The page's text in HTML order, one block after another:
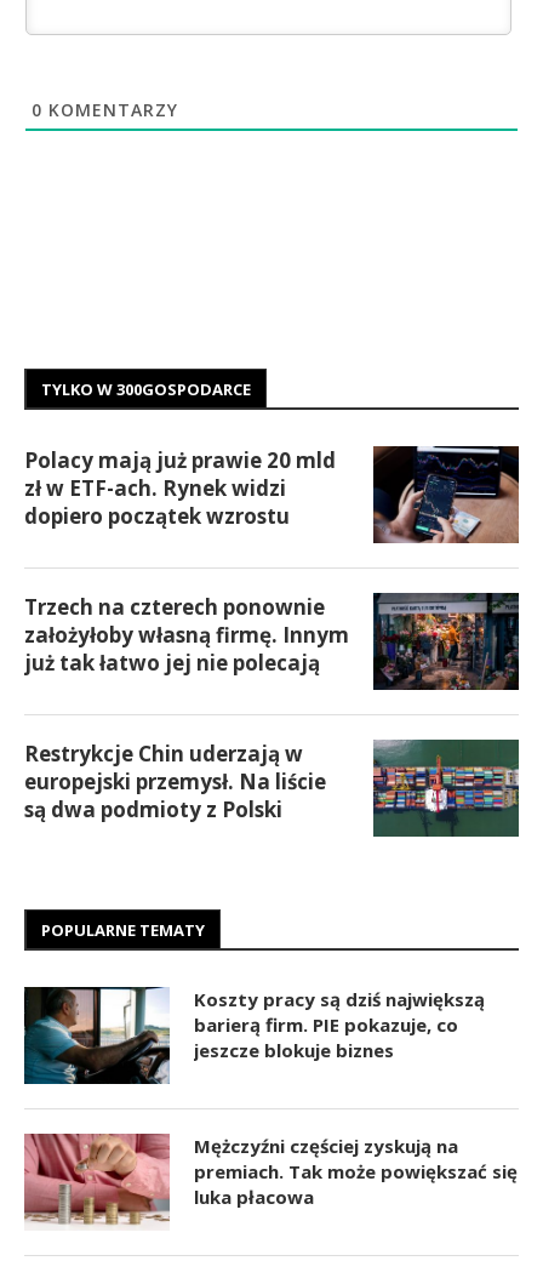
0 KOMENTARZY
TYLKO W 300GOSPODARCE
Polacy mają już prawie 20 mld
zł w ETF-ach. Rynek widzi
dopiero początek wzrostu
Trzech na czterech ponownie
założyłoby własną firmę. Innym
już tak łatwo jej nie polecają
Restrykcje Chin uderzają w
europejski przemysł. Na liście
są dwa podmioty z Polski
POPULARNE TEMATY
Koszty pracy są dziś największą
barierą firm. PIE pokazuje, co
jeszcze blokuje biznes
Mężczyźni częściej zyskują na
premiach. Tak może powiększać się
luka płacowa